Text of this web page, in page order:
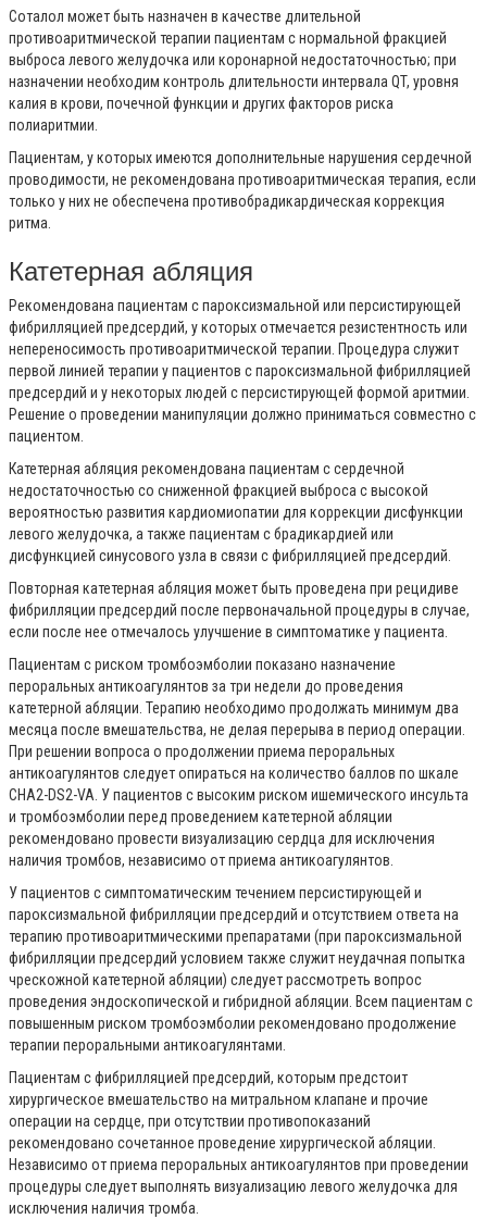
Соталол может быть назначен в качестве длительной
противоаритмической терапии пациентам с нормальной фракцией
выброса левого желудочка или коронарной недостаточностью; при
назначении необходим контроль длительности интервала QT, уровня
калия в крови, почечной функции и других факторов риска
полиаритмии.
Пациентам, у которых имеются дополнительные нарушения сердечной
проводимости, не рекомендована противоаритмическая терапия, если
только у них не обеспечена противобрадикардическая коррекция
ритма.
Катетерная абляция
Рекомендована пациентам с пароксизмальной или персистирующей
фибрилляцией предсердий, у которых отмечается резистентность или
непереносимость противоаритмической терапии. Процедура служит
первой линией терапии у пациентов с пароксизмальной фибрилляцией
предсердий и у некоторых людей с персистирующей формой аритмии.
Решение о проведении манипуляции должно приниматься совместно с
пациентом.
Катетерная абляция рекомендована пациентам с сердечной
недостаточностью со сниженной фракцией выброса с высокой
вероятностью развития кардиомиопатии для коррекции дисфункции
левого желудочка, а также пациентам с брадикардией или
дисфункцией синусового узла в связи с фибрилляцией предсердий.
Повторная катетерная абляция может быть проведена при рецидиве
фибрилляции предсердий после первоначальной процедуры в случае,
если после нее отмечалось улучшение в симптоматике у пациента.
Пациентам с риском тромбоэмболии показано назначение
пероральных антикоагулянтов за три недели до проведения
катетерной абляции. Терапию необходимо продолжать минимум два
месяца после вмешательства, не делая перерыва в период операции.
При решении вопроса о продолжении приема пероральных
антикоагулянтов следует опираться на количество баллов по шкале
CHA2-DS2-VA. У пациентов с высоким риском ишемического инсульта
и тромбоэмболии перед проведением катетерной абляции
рекомендовано провести визуализацию сердца для исключения
наличия тромбов, независимо от приема антикоагулянтов.
У пациентов с симптоматическим течением персистирующей и
пароксизмальной фибрилляции предсердий и отсутствием ответа на
терапию противоаритмическими препаратами (при пароксизмальной
фибрилляции предсердий условием также служит неудачная попытка
чрескожной катетерной абляции) следует рассмотреть вопрос
проведения эндоскопической и гибридной абляции. Всем пациентам с
повышенным риском тромбоэмболии рекомендовано продолжение
терапии пероральными антикоагулянтами.
Пациентам с фибрилляцией предсердий, которым предстоит
хирургическое вмешательство на митральном клапане и прочие
операции на сердце, при отсутствии противопоказаний
рекомендовано сочетанное проведение хирургической абляции.
Независимо от приема пероральных антикоагулянтов при проведении
процедуры следует выполнять визуализацию левого желудочка для
исключения наличия тромба.